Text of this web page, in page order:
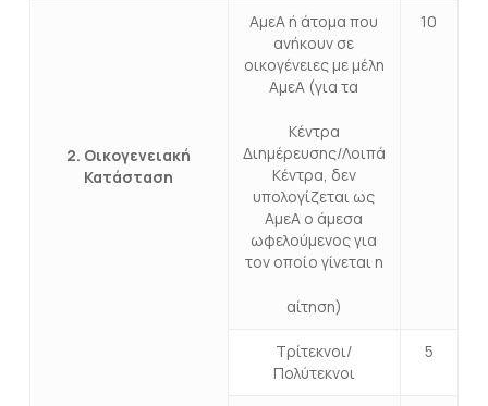
2. Οικογενειακή
Κατάσταση
ΑμεΑ ή άτομα που
ανήκουν σε
οικογένειες με μέλη
ΑμεΑ (για τα
Κέντρα
Διημέρευσης/Λοιπά
Κέντρα, δεν
υπολογίζεται ως
ΑμεΑ ο άμεσα
ωφελούμενος για
τον οποίο γίνεται η
αίτηση)
10
Τρίτεκνοι/
Πολύτεκνοι
5